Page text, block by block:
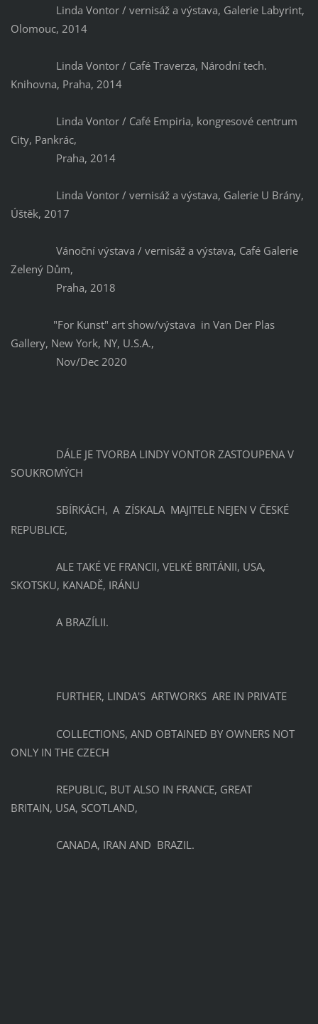
Linda Vontor / vernisáž a výstava, Galerie Labyrint,
Olomouc, 2014
Linda Vontor / Café Traverza, Národní tech.
Knihovna, Praha, 2014
Linda Vontor / Café Empiria, kongresové centrum
City, Pankrác,
Praha, 2014
Linda Vontor / vernisáž a výstava, Galerie U Brány,
Úštěk, 2017
Vánoční výstava / vernisáž a výstava, Café Galerie
Zelený Dům,
Praha, 2018
"For Kunst" art show/výstava in Van Der Plas
Gallery, New York, NY, U.S.A.,
Nov/Dec 2020
DÁLE JE TVORBA LINDY VONTOR ZASTOUPENA V
SOUKROMÝCH
SBÍRKÁCH, A ZÍSKALA MAJITELE NEJEN V ČESKÉ
REPUBLICE,
ALE TAKÉ VE FRANCII, VELKÉ BRITÁNII, USA,
SKOTSKU, KANADĚ, IRÁNU
A BRAZÍLII.
FURTHER, LINDA'S ARTWORKS ARE IN PRIVATE
COLLECTIONS, AND OBTAINED BY OWNERS NOT
ONLY IN THE CZECH
REPUBLIC, BUT ALSO IN FRANCE, GREAT
BRITAIN, USA, SCOTLAND,
CANADA, IRAN AND BRAZIL.